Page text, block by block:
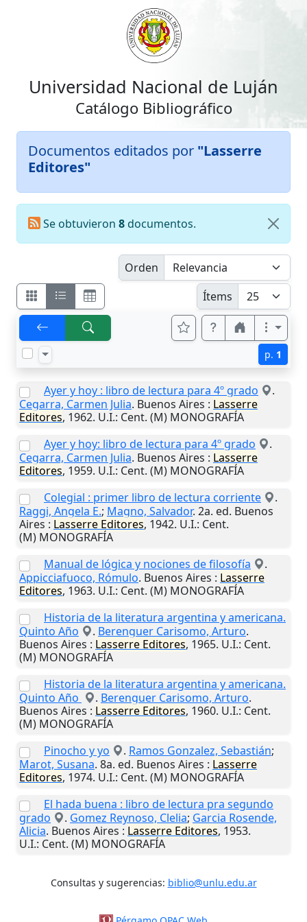
Universidad Nacional de Luján
Catálogo Bibliográfico
Documentos editados por "Lasserre
Editores"
Se obtuvieron 8documentos.
Orden
Ítems
p. 1
Ayer y hoy : libro de lectura para 4º grado
.
Cegarra, Carmen Julia. Buenos Aires : Lasserre
Editores, 1962. U.I.: Cent. (M) MONOGRAFÍA
Ayer y hoy: libro de lectura para 4º grado
.
Cegarra, Carmen Julia. Buenos Aires : Lasserre
Editores, 1959. U.I.: Cent. (M) MONOGRAFÍA
Colegial : primer libro de lectura corriente
.
Raggi, Angela E.; Magno, Salvador. 2a. ed. Buenos
Aires : Lasserre Editores, 1942. U.I.: Cent.
(M) MONOGRAFÍA
Manual de lógica y nociones de filosofía
.
Appicciafuoco, Rómulo. Buenos Aires : Lasserre
Editores, 1963. U.I.: Cent. (M) MONOGRAFÍA
Historia de la literatura argentina y americana.
Quinto Año
. Berenguer Carisomo, Arturo.
Buenos Aires : Lasserre Editores, 1965. U.I.: Cent.
(M) MONOGRAFÍA
Historia de la literatura argentina y americana.
Quinto Año
. Berenguer Carisomo, Arturo.
Buenos Aires : Lasserre Editores, 1960. U.I.: Cent.
(M) MONOGRAFÍA
Pinocho y yo
. Ramos Gonzalez, Sebastián;
Marot, Susana. 8a. ed. Buenos Aires : Lasserre
Editores, 1974. U.I.: Cent. (M) MONOGRAFÍA
El hada buena : libro de lectura pra segundo
grado
. Gomez Reynoso, Clelia; Garcia Rosende,
Alicia. Buenos Aires : Lasserre Editores, 1953.
U.I.: Cent. (M) MONOGRAFÍA
Consultas y sugerencias: biblio@unlu.edu.ar